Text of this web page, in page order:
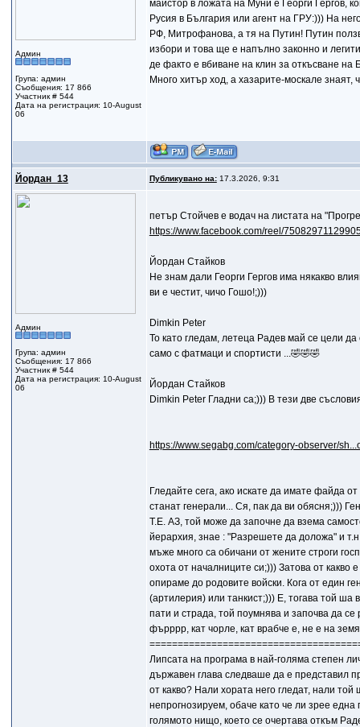
Админ
Група: админ
Съобщения: 17 866
Участник # 544
Дата на регистрация: 10-August
06
майстор в ложата на Муни е Георги Гергов,
Русия в България или агент на ГРУ:))) На
РФ, Митрофанова, а тя на Путин! Путин
избори и това ще е напълно законно и
де факто е вбиване на клин за откъсване
Много хитър ход, а хазарите-москале
Йордан_13 Публикувано на:17.3.2026, 9:31
Админ
Група: админ
Съобщения: 17 866
Участник # 544
Дата на регистрация: 10-August
06
петър Стойчев е водач на листата на
https://www.facebook.com/reel/
Йордан Стайков
Не знам дали Георги Гергов има някакво
ви е честит, чичо Гошо!;)))
Dimkin Peter
То като гледам, летеца Радев май се цели
само с фатмаци и спортисти ...🤣🤣🤣
Йордан Стайков
Dimkin Peter Гладни са;))) В тези две
https://www.segabg.com/category-observer/
Гледайте сега, ако искате да имате файда
станат генерали... Ся, пак да ви обясня;)))
Т.Е. АЗ, той може да започне да взема
йерархия, знае : "Разрешете да доложа" и
мъже много са обичани от жените строги
охота от началниците си;))) Затова от какво
опираме до родовите войски. Кога от един
(артилерия) или танкист;))) Е, тогава той ша
пати и страда, той поумнява и започва да
фърррр, кат чорле, кат врабче е, не е на
Липсата на програма в най-голяма степен
държавен глава следваше да е представил
от какво? Нали хората него гледат, нали
непрогнозируем, обаче като че ли зрее
голямото нищо, което се очертава откъм